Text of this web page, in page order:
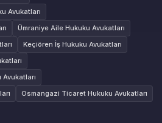
Avukatları
Ümraniye Aile Hukuku Avukatları
Keçiören İş Hukuku Avukatları
Osmangazi Ticaret Hukuku Avukatları